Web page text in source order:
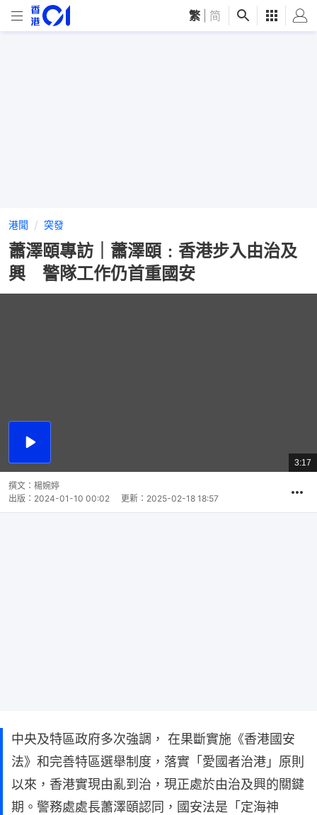
繁 简
港聞 突發
蕭澤頤專訪｜蕭澤頤﹕香港步入由治及
興 警隊工作仍首重國安
播
總
共
3:17
撰文： 楊婉婷
出版： 2024-01-10 00:02 更新： 2025-02-18 18:57
中央及特區政府多次強調， 在果斷實施《香港國安
法》和完善特區選舉制度，落實「愛國者治港」原則
以來，香港實現由亂到治，現正處於由治及興的關鍵
期。警務處處長蕭澤頤認同，國安法是「定海神